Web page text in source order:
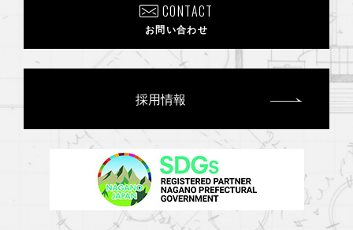
(2)
2023年11月
CONTACT
お問い合わせ
採用情報